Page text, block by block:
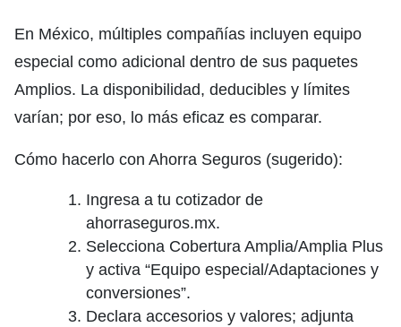
En México, múltiples compañías incluyen equipo
especial como adicional dentro de sus paquetes
Amplios. La disponibilidad, deducibles y límites
varían; por eso, lo más eficaz es comparar.
Cómo hacerlo con Ahorra Seguros (sugerido):
Ingresa a tu cotizador de
ahorraseguros.mx.
Selecciona Cobertura Amplia/Amplia Plus
y activa “Equipo especial/Adaptaciones y
conversiones”.
Declara accesorios y valores; adjunta